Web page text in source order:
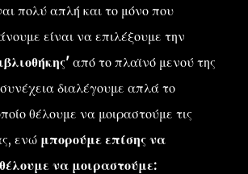
πολύ απλή και το μόνο που
είναι να επιλέξουμε την
από το πλαϊνό μενού της
διαλέγουμε απλά το
θέλουμε να μοιραστούμε τις
ενώ μπορούμε επίσης να
να μοιραστούμε: